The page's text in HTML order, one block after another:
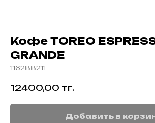
Кофе TOREO
GRANDE
116288211
12400,00 тг.
Добавить в